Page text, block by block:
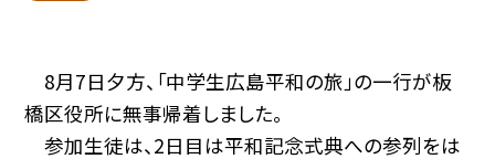
8月7日夕方、「中学生広島平和の旅」の一行が板
橋区役所に無事帰着しました。
参加生徒は、2日目は平和記念式典への参列をは